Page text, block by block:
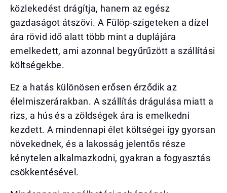
közlekedést drágítja, hanem az egész
gazdaságot átszövi. A Fülöp-szigeteken a dízel
ára rövid idő alatt több mint a duplájára
emelkedett, ami azonnal begyűrűzött a szállítási
költségekbe.
Ez a hatás különösen erősen érződik az
élelmiszerárakban. A szállítás drágulása miatt a
rizs, a hús és a zöldségek ára is emelkedni
kezdett. A mindennapi élet költségei így gyorsan
növekednek, és a lakosság jelentős része
kénytelen alkalmazkodni, gyakran a fogyasztás
csökkentésével.